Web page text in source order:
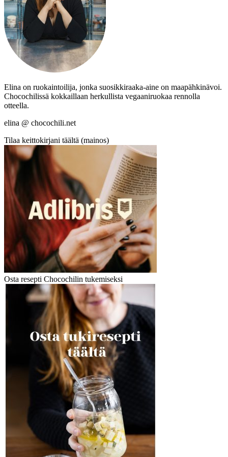
Elina on ruokaintoilija, jonka suosikkiraaka-aine on maapähkinävoi.
Chocochilissä kokkaillaan herkullista vegaaniruokaa rennolla
otteella.
elina @ chocochili.net
Tilaa keittokirjani täältä (mainos)
Osta resepti Chocochilin tukemiseksi